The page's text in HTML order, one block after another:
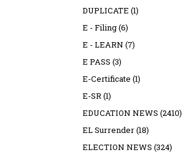
DUPLICATE (1)
E - Filing(6)
E - LEARN (7)
E PASS (3)
E-Certificate (1)
E-SR(1)
EDUCATION NEWS (2410)
EL Surrender(18)
ELECTION NEWS (324)